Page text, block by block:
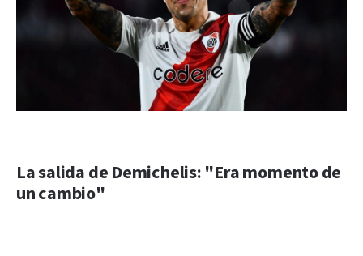
La salida de Demichelis: "Era momento de
un cambio"